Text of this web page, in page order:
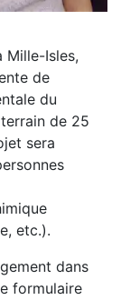
Mille-Isles,
de
du
de 25
sera
etc.).
dans
formulaire